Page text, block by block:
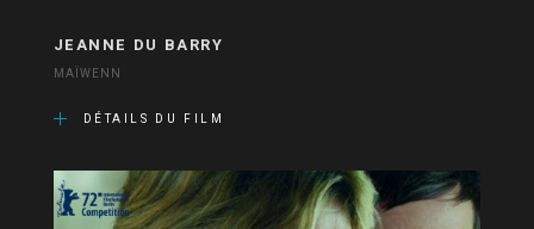
JEANNE DU BARRY
MAÏWENN
DÉTAILS DU FILM